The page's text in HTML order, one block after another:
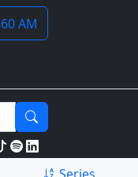
AM